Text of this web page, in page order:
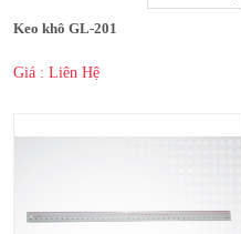
Keo khô GL-201
Giá : Liên Hệ